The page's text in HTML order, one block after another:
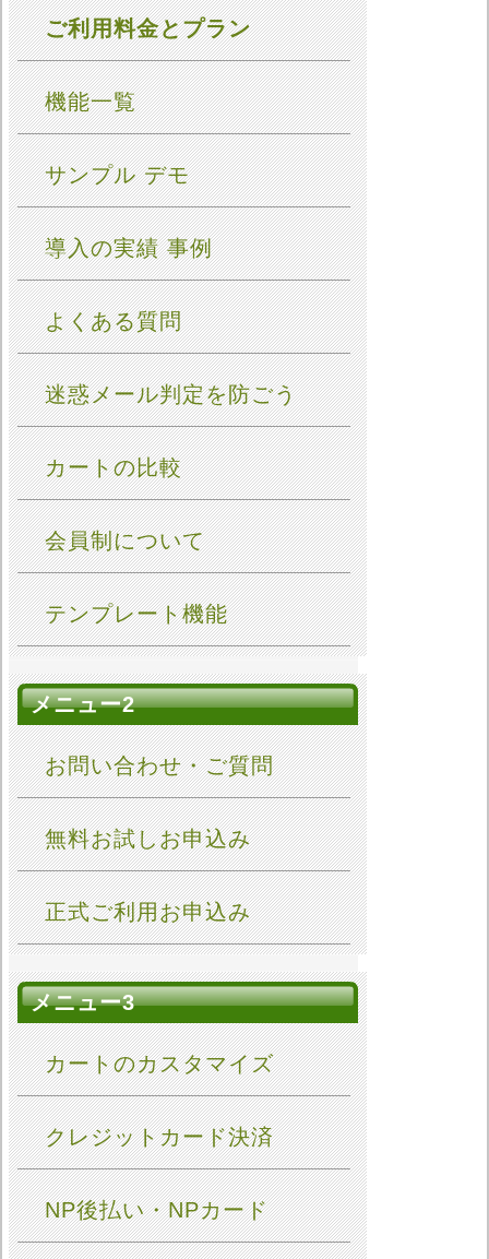
ご利用料金とプラン
機能一覧
サンプル デモ
導入の実績 事例
よくある質問
迷惑メール判定を防ごう
カートの比較
会員制について
テンプレート機能
メニュー2
お問い合わせ・ご質問
無料お試しお申込み
正式ご利用お申込み
メニュー3
カートのカスタマイズ
クレジットカード決済
NP後払い・NPカード